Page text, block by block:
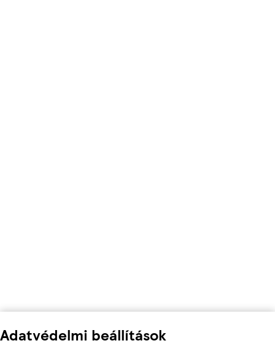
Adatvédelmi beállítások